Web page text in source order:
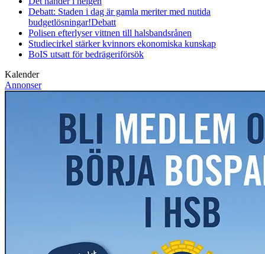
Debatt: Staden i dag är gamla meriter med nutida
budgetlösningar!Debatt
Polisen efterlyser vittnen till halsbandsrånen
Studiecirkel stärker kvinnors ekonomiska kunskap
BoIS utsatt för bedrägeriförsök
Kalender
Annonser